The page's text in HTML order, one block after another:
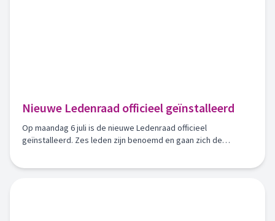
Nieuwe Ledenraad officieel geïnstalleerd
Op maandag 6 juli is de nieuwe Ledenraad officieel
geïnstalleerd. Zes leden zijn benoemd en gaan zich de